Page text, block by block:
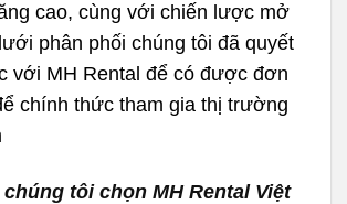
cao, cùng với chiến lược mở
phân phối chúng tôi đã quyết
với MH Rental để có được đơn
chính thức tham gia thị trường
chúng tôi chọn MH Rental Việt